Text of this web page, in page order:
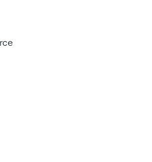
experience